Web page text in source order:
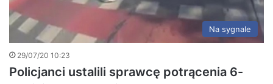
Na sygnale
29/07/20 10:23
Policjanci ustalili sprawcę potrącenia 6-